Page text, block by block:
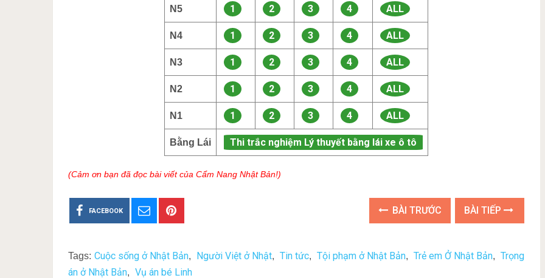
N5 1 2 3 4 ALL
N4 1 2 3 4 ALL
N3 1 2 3 4 ALL
N2 1 2 3 4 ALL
N1 1 2 3 4 ALL
Bằng Lái Thi trắc nghiệm Lý thuyết bằng lái xe ô tô
(Cảm ơn bạn đã đọc bài viết của Cẩm Nang Nhật Bản!)
FACEBOOK BÀI TRƯỚC BÀI TIẾP
Tags: Cuộc sống ở Nhật Bản, Người Việt ở Nhật, Tin tức, Tội phạm ở Nhật Bản, Trẻ em Ở Nhật Bản, Trọng
án ở Nhật Bản, Vụ án bé Linh